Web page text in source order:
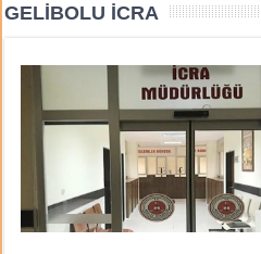
GELIBOLU ICRA